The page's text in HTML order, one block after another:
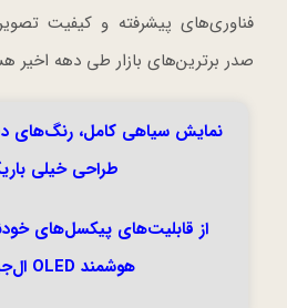
فناوری‌های پیشرفته و کیفیت
صدر برترین‌های بازار طی دهه اخیر
نمایش سیاهی کامل، رنگ‌های
طراحی خیلی
از قابلیت‌های پیکسل‌های
هوشمند OLED ال‌جیه.